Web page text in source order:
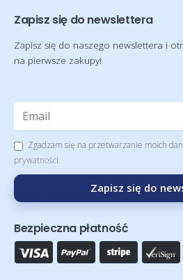
Zapisz się do newslettera
Zapisz się do naszego newslettera i
na pierwsze zakupy!
Zgadzam się na przetwarzanie moich
prywatności.
Zapisz się do
Bezpieczna płatność